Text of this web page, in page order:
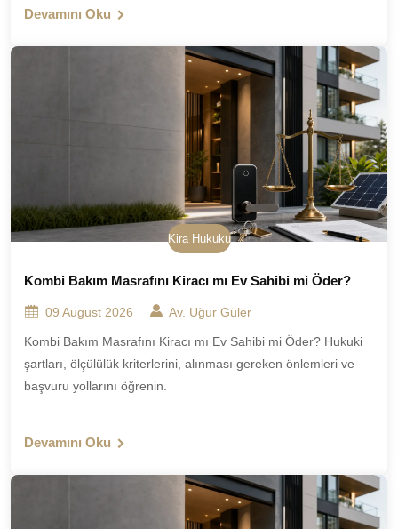
Devamını Oku
Kira Hukuku
Kombi Bakım Masrafını Kiracı mı Ev Sahibi mi Öder?
09 August 2026 Av. Uğur Güler
Kombi Bakım Masrafını Kiracı mı Ev Sahibi mi Öder? Hukuki
şartları, ölçülülük kriterlerini, alınması gereken önlemleri ve
başvuru yollarını öğrenin.
Devamını Oku